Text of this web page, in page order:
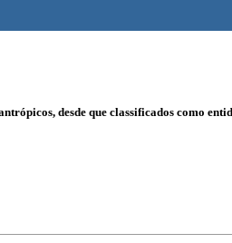
desde que classificados como